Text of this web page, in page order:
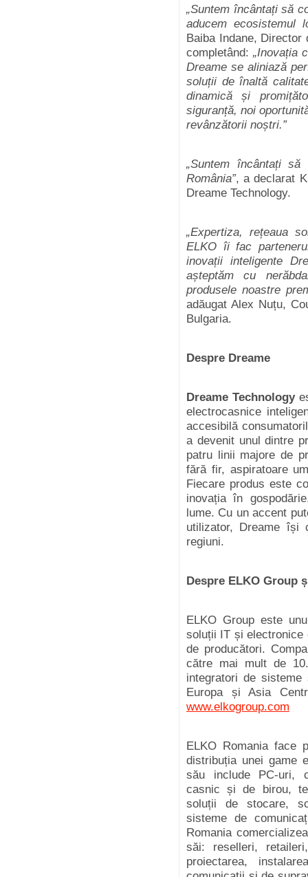
„Suntem încântați să
aducem ecosistemul
Baiba Indane,
completând: „Inovația
Dreame se aliniază
soluții de înaltă
dinamică și
siguranță, noi
revânzătorii noștri.”
„Suntem încântați
România”, a declarat
Dreame Technology.
„Expertiza, rețeaua
ELKO îi fac
inovații inteligente
așteptăm cu
produsele noastre
adăugat Alex Nuțu,
Bulgaria.
Despre Dreame
Dreame Technology
electrocasnice
accesibilă
a devenit unul dintre
patru linii majore de
fără fir, aspiratoare
Fiecare produs este
inovația în
lume. Cu un accent
utilizator, Dreame își
regiuni.
Despre ELKO Group
ELKO Group este
soluții IT și electronice
de producători.
către mai mult de
integratori de
Europa și Asia
www.elkogroup.com
ELKO Romania face
distribuția unei game
său include PC-uri,
casnic și de birou,
soluții de stocare,
sisteme de
Romania
săi: reselleri,
proiectarea,